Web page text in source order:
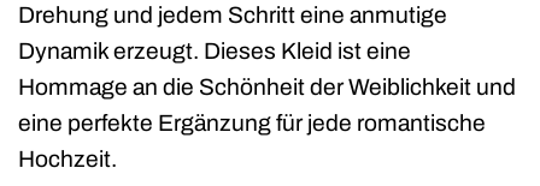
Drehung und jedem Schritt eine anmutige
Dynamik erzeugt. Dieses Kleid ist eine
Hommage an die Schönheit der Weiblichkeit und
eine perfekte Ergänzung für jede romantische
Hochzeit.